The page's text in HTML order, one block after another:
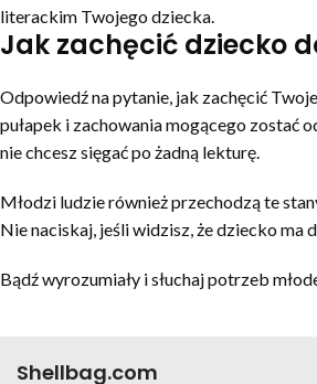
literackim Twojego dziecka.
Jak zachęcić dziecko
Odpowiedź na pytanie, jak zachęcić
pułapek i zachowania mogącego zostać
nie chcesz sięgać po żadną lekturę.
Młodzi ludzie również przechodzą te
Nie naciskaj, jeśli widzisz, że dziecko ma
Bądź wyrozumiały i słuchaj potrzeb
Shellbag.com